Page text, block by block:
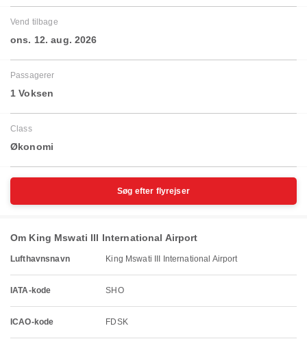
Vend tilbage
ons. 12. aug. 2026
Passagerer
1 Voksen
Class
Økonomi
Søg efter flyrejser
Om King Mswati III International Airport
Lufthavnsnavn King Mswati III International Airport
IATA-kode SHO
ICAO-kode FDSK